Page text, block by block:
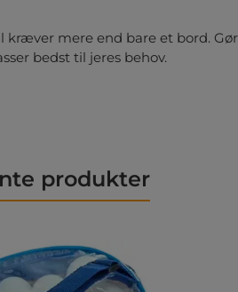
kræver mere end bare et bord.
bedst til jeres behov.
produkter
over